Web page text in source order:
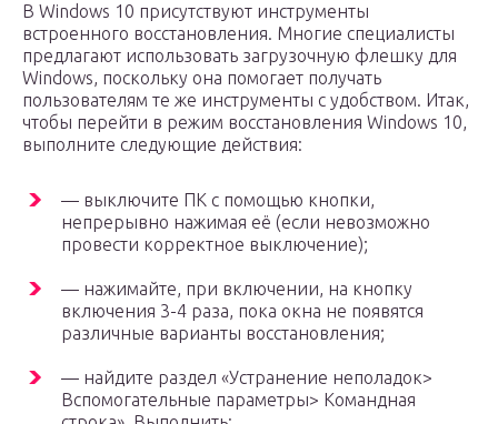
В Windows 10 присутствуют инструменты
встроенного восстановления. Многие специалисты
предлагают использовать загрузочную флешку для
Windows, поскольку она помогает получать
пользователям те же инструменты с удобством. Итак,
чтобы перейти в режим восстановления Windows 10,
выполните следующие действия:
— выключите ПК с помощью кнопки,
непрерывно нажимая её (если невозможно
провести корректное выключение);
— нажимайте, при включении, на кнопку
включения 3-4 раза, пока окна не появятся
различные варианты восстановления;
— найдите раздел «Устранение неполадок>
Вспомогательные параметры> Командная